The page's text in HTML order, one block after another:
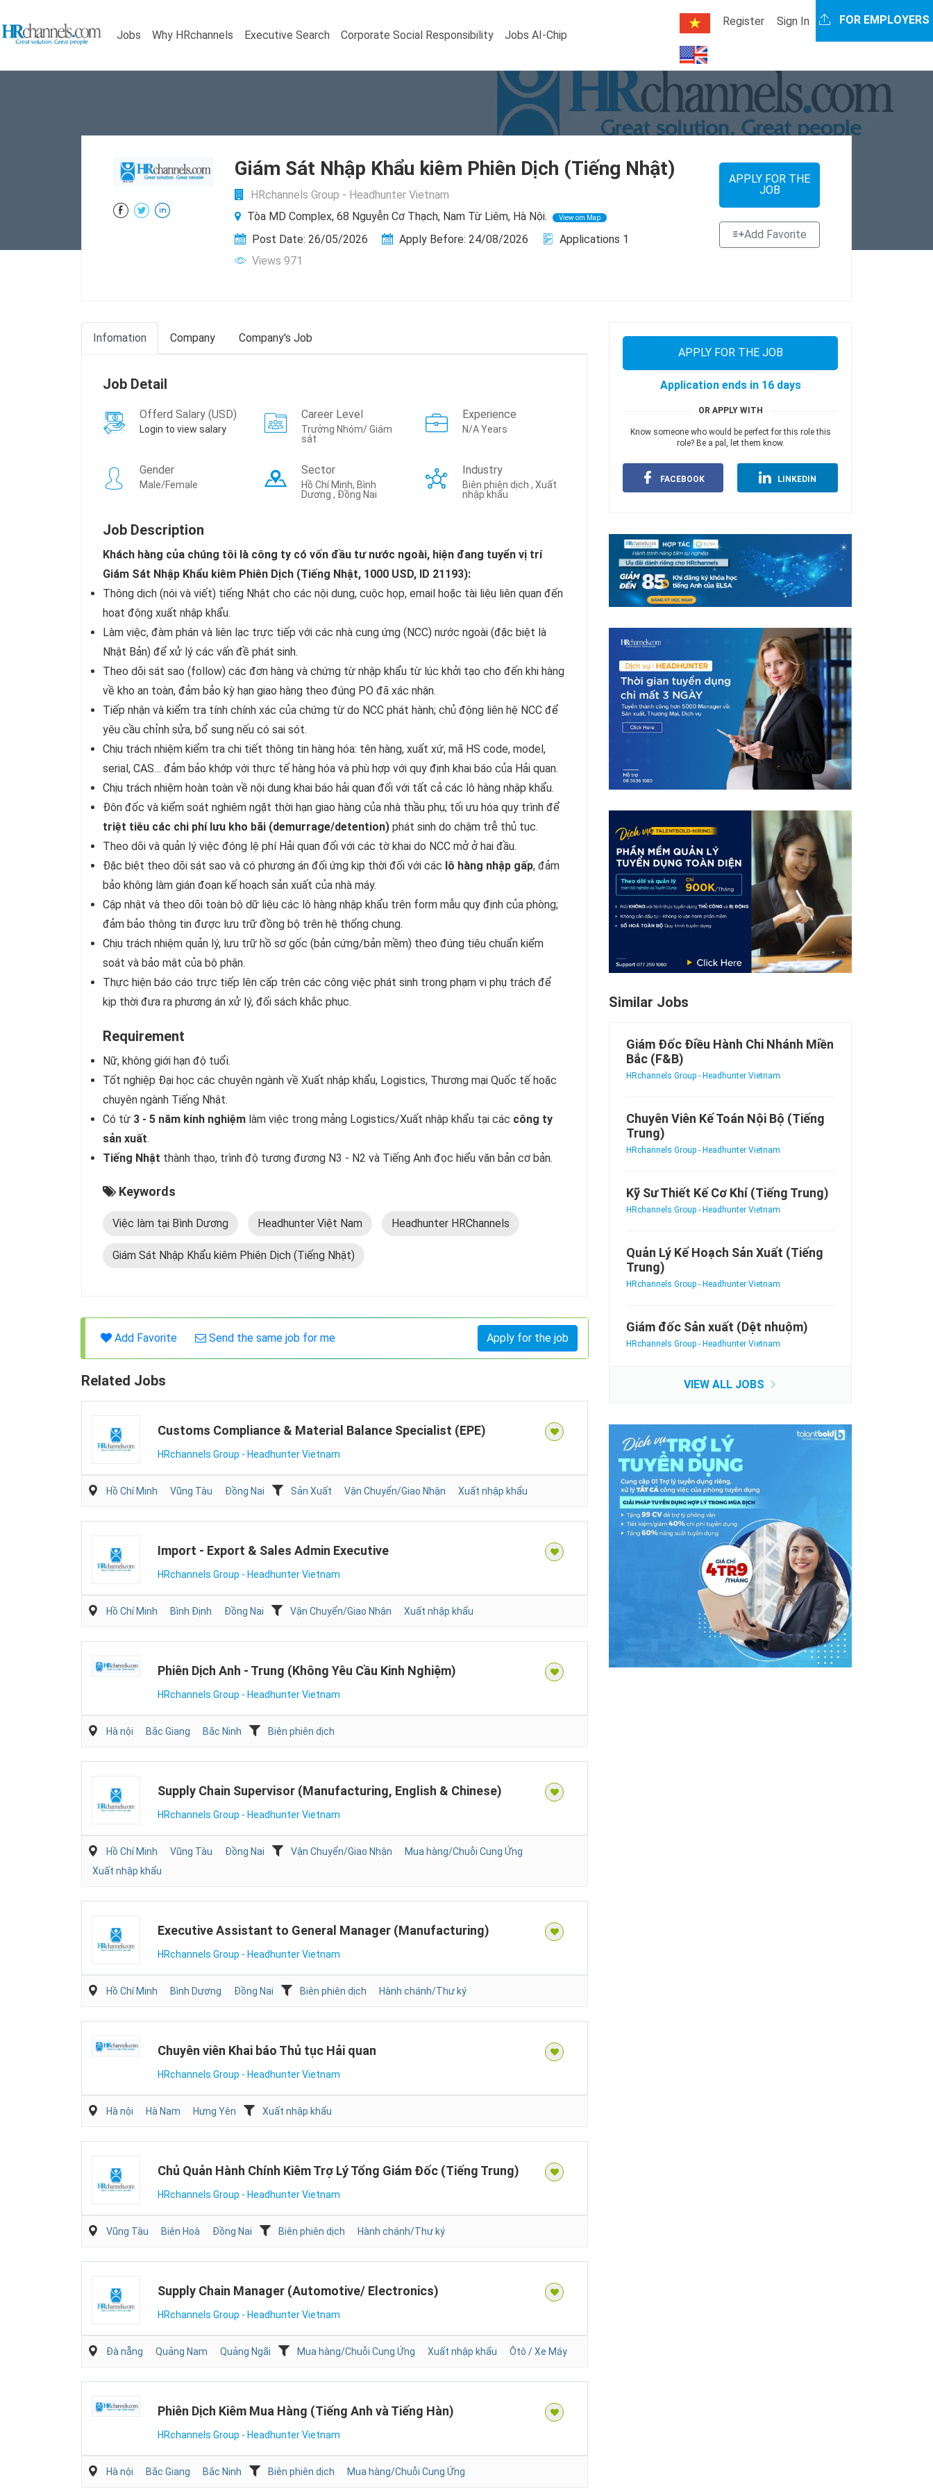
Jobs Why HRchannels Executive Search Corporate Social Responsibility Jobs AI-Chip
Register Sign In FOR EMPLOYERS
Giám Sát Nhập Khẩu kiêm Phiên Dịch (Tiếng Nhật)
HRchannels Group - Headhunter Vietnam
Tòa MD Complex, 68 Nguyễn Cơ Thạch, Nam Từ Liêm, Hà Nội.
View om Map
Post Date: 26/05/2026 Apply Before: 24/08/2026
Applications 1
Views 971
APPLY FOR THE
JOB
Add Favorite
Infomation Company Company's Job
Job Detail
Offerd Salary (USD)
Login to view salary
Career Level
Trưởng Nhóm/ Giám
sát
Experience
N/A Years
Gender
Male/Female
Sector
Hồ Chí Minh, Bình
Dương , Đồng Nai
Industry
Biên phiên dịch , Xuất
nhập khẩu
Job Description
Khách hàng của chúng tôi là công ty có vốn đầu tư nước ngoài, hiện đang tuyển vị trí
Giám Sát Nhập Khẩu kiêm Phiên Dịch (Tiếng Nhật, 1000 USD, ID 21193):
Thông dịch (nói và viết) tiếng Nhật cho các nội dung, cuộc họp, email hoặc tài liệu liên quan đến
hoạt động xuất nhập khẩu.
Làm việc, đàm phán và liên lạc trực tiếp với các nhà cung ứng (NCC) nước ngoài (đặc biệt là
Nhật Bản) để xử lý các vấn đề phát sinh.
Theo dõi sát sao (follow) các đơn hàng và chứng từ nhập khẩu từ lúc khởi tạo cho đến khi hàng
về kho an toàn, đảm bảo kỳ hạn giao hàng theo đúng PO đã xác nhận.
Tiếp nhận và kiểm tra tính chính xác của chứng từ do NCC phát hành; chủ động liên hệ NCC để
yêu cầu chỉnh sửa, bổ sung nếu có sai sót.
Chịu trách nhiệm kiểm tra chi tiết thông tin hàng hóa: tên hàng, xuất xứ, mã HS code, model,
serial, CAS… đảm bảo khớp với thực tế hàng hóa và phù hợp với quy định khai báo của Hải quan.
Chịu trách nhiệm hoàn toàn về nội dung khai báo hải quan đối với tất cả các lô hàng nhập khẩu.
Đôn đốc và kiểm soát nghiêm ngặt thời hạn giao hàng của nhà thầu phụ; tối ưu hóa quy trình để
triệt tiêu các chi phí lưu kho bãi (demurrage/detention) phát sinh do chậm trễ thủ tục.
Theo dõi và quản lý việc đóng lệ phí Hải quan đối với các tờ khai do NCC mở ở hai đầu.
Đặc biệt theo dõi sát sao và có phương án đối ứng kịp thời đối với các lô hàng nhập gấp, đảm
bảo không làm gián đoạn kế hoạch sản xuất của nhà máy.
Cập nhật và theo dõi toàn bộ dữ liệu các lô hàng nhập khẩu trên form mẫu quy định của phòng;
đảm bảo thông tin được lưu trữ đồng bộ trên hệ thống chung.
Chịu trách nhiệm quản lý, lưu trữ hồ sơ gốc (bản cứng/bản mềm) theo đúng tiêu chuẩn kiểm
soát và bảo mật của bộ phận.
Thực hiện báo cáo trực tiếp lên cấp trên các công việc phát sinh trong phạm vi phụ trách để
kịp thời đưa ra phương án xử lý, đối sách khắc phục.
Requirement
Nữ, không giới hạn độ tuổi.
Tốt nghiệp Đại học các chuyên ngành về Xuất nhập khẩu, Logistics, Thương mại Quốc tế hoặc
chuyên ngành Tiếng Nhật.
Có từ 3 - 5 năm kinh nghiệm làm việc trong mảng Logistics/Xuất nhập khẩu tại các công ty
sản xuất.
Tiếng Nhật thành thạo, trình độ tương đương N3 - N2 và Tiếng Anh đọc hiểu văn bản cơ bản.
Keywords
Việc làm tại Bình Dương Headhunter Việt Nam Headhunter HRChannels
Giám Sát Nhập Khẩu kiêm Phiên Dịch (Tiếng Nhật)
Add Favorite Send the same job for me Apply for the job
Related Jobs
Customs Compliance & Material Balance Specialist (EPE)
HRchannels Group - Headhunter Vietnam
Hồ Chí Minh Vũng Tàu Đồng Nai Sản Xuất Vận Chuyển/Giao Nhận Xuất nhập khẩu
Import - Export & Sales Admin Executive
HRchannels Group - Headhunter Vietnam
Hồ Chí Minh Bình Định Đồng Nai Vận Chuyển/Giao Nhận Xuất nhập khẩu
Phiên Dịch Anh - Trung (Không Yêu Cầu Kinh Nghiệm)
HRchannels Group - Headhunter Vietnam
Hà nội Bắc Giang Bắc Ninh Biên phiên dịch
Supply Chain Supervisor (Manufacturing, English & Chinese)
HRchannels Group - Headhunter Vietnam
Hồ Chí Minh Vũng Tàu Đồng Nai Vận Chuyển/Giao Nhận
Mua hàng/Chuỗi Cung Ứng
Xuất nhập khẩu
Executive Assistant to General Manager (Manufacturing)
HRchannels Group - Headhunter Vietnam
Hồ Chí Minh Bình Dương Đồng Nai Biên phiên dịch Hành chánh/Thư ký
Chuyên viên Khai báo Thủ tục Hải quan
HRchannels Group - Headhunter Vietnam
Hà nội Hà Nam Hưng Yên Xuất nhập khẩu
Chủ Quản Hành Chính Kiêm Trợ Lý Tổng Giám Đốc (Tiếng Trung)
HRchannels Group - Headhunter Vietnam
Vũng Tàu Biên Hoà Đồng Nai Biên phiên dịch Hành chánh/Thư ký
Supply Chain Manager (Automotive/ Electronics)
HRchannels Group - Headhunter Vietnam
Đà nẵng Quảng Nam Quảng Ngãi Mua hàng/Chuỗi Cung Ứng Xuất nhập khẩu Ôtô / Xe Máy
Phiên Dịch Kiêm Mua Hàng (Tiếng Anh và Tiếng Hàn)
HRchannels Group - Headhunter Vietnam
Hà nội Bắc Giang Bắc Ninh Biên phiên dịch Mua hàng/Chuỗi Cung Ứng
APPLY FOR THE JOB
Application ends in 16 days
OR APPLY WITH
Know someone who would be perfect for this role this
role? Be a pal, let them know.
FACEBOOK LINKEDIN
Similar Jobs
Giám Đốc Điều Hành Chi Nhánh Miền
Bắc (F&B)
HRchannels Group - Headhunter Vietnam
Chuyên Viên Kế Toán Nội Bộ (Tiếng
Trung)
HRchannels Group - Headhunter Vietnam
Kỹ Sư Thiết Kế Cơ Khí (Tiếng Trung)
HRchannels Group - Headhunter Vietnam
Quản Lý Kế Hoạch Sản Xuất (Tiếng
Trung)
HRchannels Group - Headhunter Vietnam
Giám đốc Sản xuất (Dệt nhuộm)
HRchannels Group - Headhunter Vietnam
VIEW ALL JOBS